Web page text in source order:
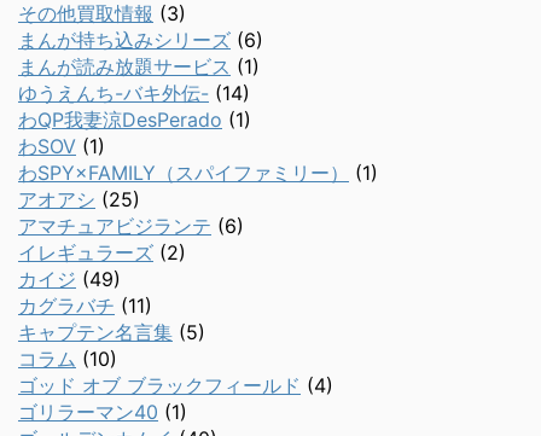
その他買取情報 (3)
まんが持ち込みシリーズ (6)
まんが読み放題サービス (1)
ゆうえんち-バキ外伝- (14)
わQP我妻涼DesPerado (1)
わSOV (1)
わSPY×FAMILY（スパイファミリー）
(1)
アオアシ (25)
アマチュアビジランテ (6)
イレギュラーズ (2)
カイジ (49)
カグラバチ (11)
キャプテン名言集 (5)
コラム (10)
ゴッド オブ ブラックフィールド (4)
ゴリラーマン40 (1)